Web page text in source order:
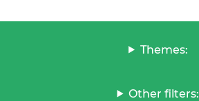
Themes:
Other filters: